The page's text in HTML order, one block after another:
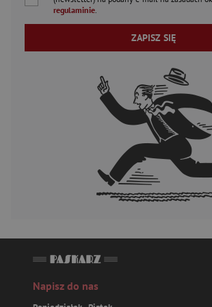
regulaminie
ZAPISZ SIĘ
Napisz do nas